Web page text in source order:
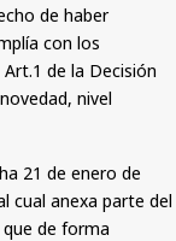
de haber
con los
de la Decisión
nivel
21 de enero de
cual anexa parte del
de forma